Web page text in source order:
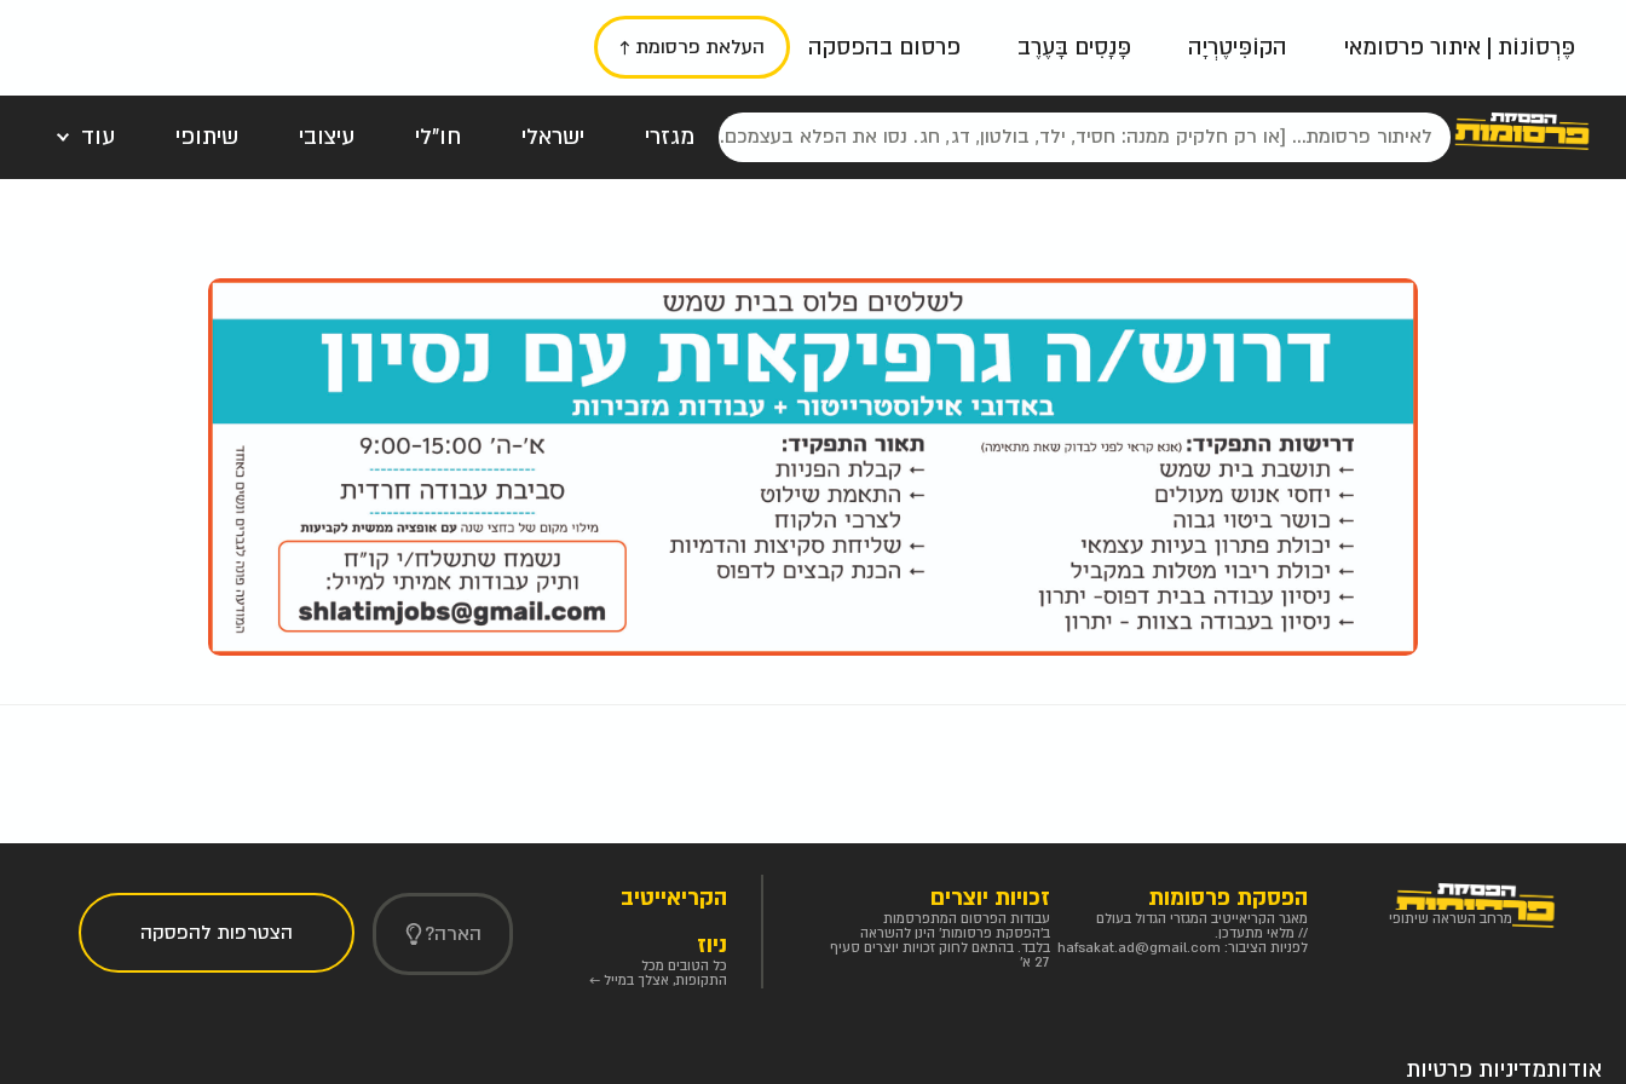
פֶּרְסוֹנוֹת | איתור פרסומאי הקוֹפִּיטֶרְיָה פָּנָסִים בָּעֶרֶב פרסום בהפסקה העלאת פרסומת ↑
מגזרי ישראלי חו"לי עיצובי שיתופי
עוד
פאשן
ניינטיז נוסטלגי כרזות טיפוגרפי
מרחב השראה שיתופי
הפסקת פרסומות
מאגר הקריאייטיב המגזרי הגדול בעולם
// מלאי מתעדכן.
לפניות הציבור: hafsakat.ad@gmail.com
זכויות יוצרים
עבודות הפרסום המתפרסמות
ב'הפסקת פרסומות' הינן להשראה
בלבד. בהתאם לחוק זכויות יוצרים סעיף
27 א'
הקריאייטיב
ניוז
כל הטובים מכל
התקופות, אצלך במייל ←
הארה? הצטרפות להפסקה
אודותמדיניות פרטיות